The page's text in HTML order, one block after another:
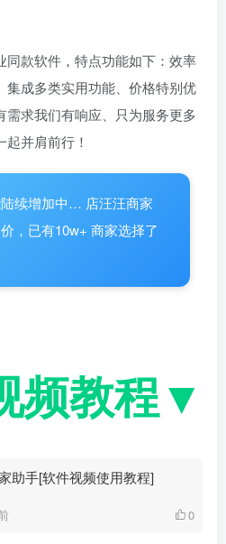
同款软件，特点功能如下：效率
集成多类实用功能、价格特别优
求我们有响应、只为服务更多
并肩前行！
续增加中… 店汪汪商家
，已有10w+ 商家选择了
频教程▼
助手[软件视频使用教程]
0